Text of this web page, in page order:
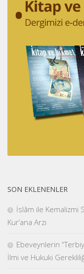
SON EKLENENLER
İslâm ile Kemalizmi
Kur’ana Arzı
Ebeveynlerin
İlmi ve Hukuki